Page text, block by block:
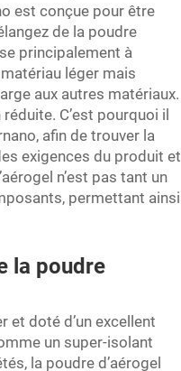
est conçue pour être
de la poudre
principalement à
léger mais
aux autres matériaux.
C’est pourquoi il
afin de trouver la
exigences du produit et
n’est pas tant un
permettant ainsi
la poudre
et doté d’un excellent
un super-isolant
la poudre d’aérogel